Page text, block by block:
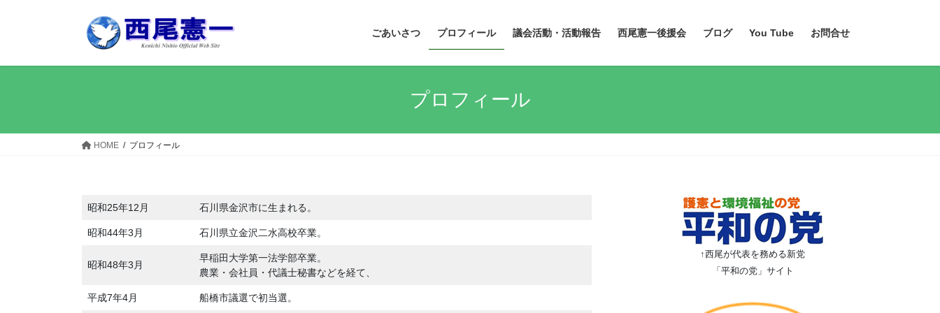
ごあいさつ プロフィール 議会活動・活動報告 西尾憲一後援会 ブログ You Tube お問合せ
プロフィール
HOME プロフィール
昭和25年12月 石川県金沢市に生まれる。
昭和44年3月 石川県立金沢二水高校卒業。
昭和48年3月
早稲田大学第一法学部卒業。
農業・会社員・代議士秘書などを経て、
平成7年4月 船橋市議選で初当選。
↑西尾が代表を務める新党
「平和の党」サイト